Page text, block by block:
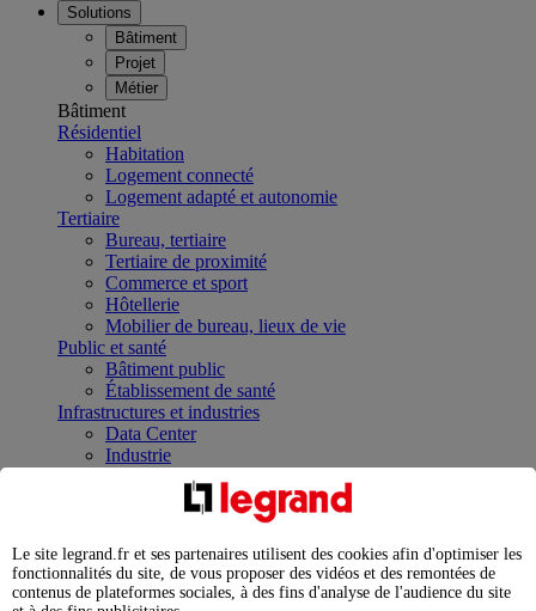
Solutions
Bâtiment
Projet
Métier
Bâtiment
Résidentiel
Habitation
Logement connecté
Logement adapté et autonomie
Tertiaire
Bureau, tertiaire
Tertiaire de proximité
Commerce et sport
Hôtellerie
Mobilier de bureau, lieux de vie
Public et santé
Bâtiment public
Établissement de santé
Infrastructures et industries
Data Center
Industrie
Infrastructures
Contrôler et planifier le fonctionnement des appareils
Répartir et optimiser son tableau électrique
Legrand Data Center Solutions : concentrer les
expertises au service de vos performances
Le site legrand.fr et ses partenaires utilisent des cookies afin d'optimiser les
fonctionnalités du site, de vous proposer des vidéos et des remontées de
contenus de plateformes sociales, à des fins d'analyse de l'audience du site